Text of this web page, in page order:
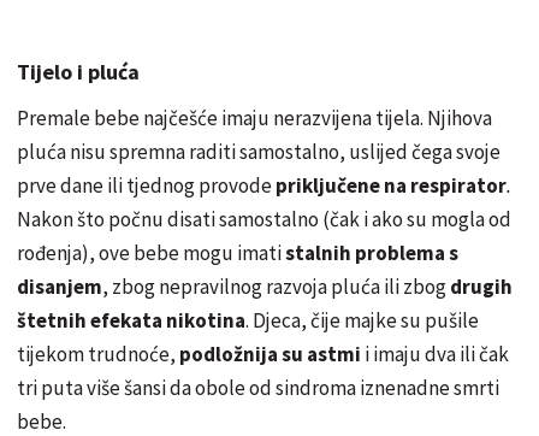
Tijelo i pluća
Premale bebe najčešće imaju nerazvijena tijela. Njihova
pluća nisu spremna raditi samostalno, uslijed čega svoje
prve dane ili tjednog provodepriključene na respirator.
Nakon što počnu disati samostalno (čak i ako su mogla od
rođenja), ove bebe mogu imatistalnih problema s
disanjem, zbog nepravilnog razvoja pluća ili zbogdrugih
štetnih efekata nikotina. Djeca, čije majke su pušile
tijekom trudnoće, podložnija su astmi i imaju dva ili čak
tri puta više šansi da obole od sindroma iznenadne smrti
bebe.